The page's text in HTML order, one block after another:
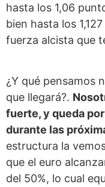
hasta los 1,06
bien hasta los
fuerza alcista que
¿Y qué pensamos
que llegará?.
fuerte, y queda
durante las
estructura la
que el euro
del 50%, lo cual